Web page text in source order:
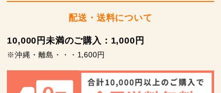
配送・送料について
10,000円未満のご購入：1,000円
※沖縄・離島・・・1,600円